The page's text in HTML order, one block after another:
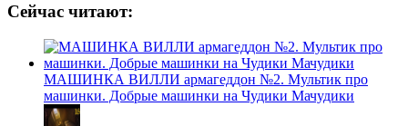
Сейчас читают:
МАШИНКА ВИЛЛИ армагеддон №2. Мультик про
машинки. Добрые машинки на Чудики Мачудики